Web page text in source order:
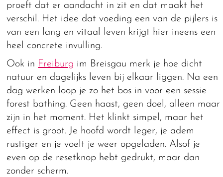
proeft dat er aandacht in zit en dat maakt het
verschil. Het idee dat voeding een van de pijlers is
van een lang en vitaal leven krijgt hier ineens een
heel concrete invulling.
Ook in Freiburg im Breisgau merk je hoe dicht
natuur en dagelijks leven bij elkaar liggen. Na een
dag werken loop je zo het bos in voor een sessie
forest bathing. Geen haast, geen doel, alleen maar
zijn in het moment. Het klinkt simpel, maar het
effect is groot. Je hoofd wordt leger, je adem
rustiger en je voelt je weer opgeladen. Alsof je
even op de resetknop hebt gedrukt, maar dan
zonder scherm.